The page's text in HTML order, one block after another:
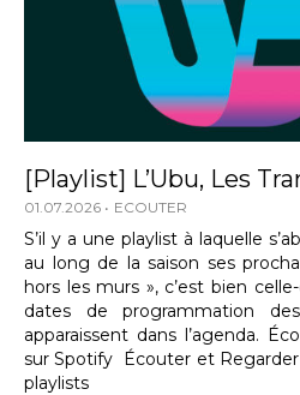
[Playlist] L’Ubu, Les
01.07.2026 ECOUTER
S’il y a une playlist à laquelle
au long de la saison ses
hors les murs », c’est bien
dates de programmation
apparaissent dans l’agenda.
sur Spotify Écouter et
playlists